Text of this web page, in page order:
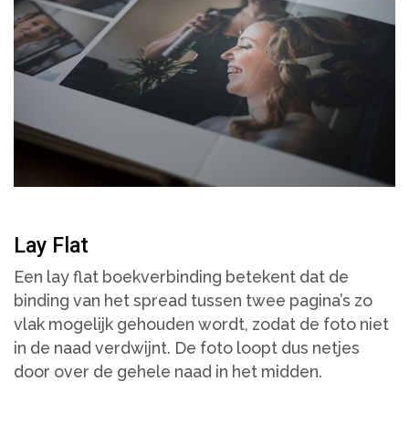
Lay Flat
Een lay flat boekverbinding betekent dat de
binding van het spread tussen twee pagina’s zo
vlak mogelijk gehouden wordt, zodat de foto niet
in de naad verdwijnt. De foto loopt dus netjes
door over de gehele naad in het midden.